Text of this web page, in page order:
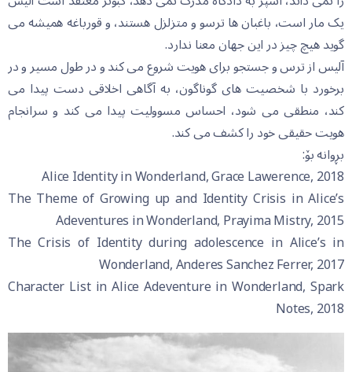
یک مار است، باغبان ها ترسو و متزلزل هستند، و قورباغە همیشە می
گوید هیچ چیز در این جهان معنا ندارد.
آلیس از ترس و جستجو برای هویت شروع می کند و در طول مسیر و در
برخورد با شخصیت های گوناگون، بە آگاهی اخلاقی دست پیدا می
کند، منطقی می شود، احساس مسوولیت پیدا می کند و سرانجام
هویت حقیقی خود را کشف می کند.
بڕوانە بۆ:
Alice Identity in Wonderland, Grace Lawerence, 2018
The Theme of Growing up and Identity Crisis in Alice’s
Adeventures in Wonderland, Prayima Mistry, 2015
The Crisis of Identity during adolescence in Alice’s in
Wonderland, Anderes Sanchez Ferrer, 2017
Character List in Alice Adeventure in Wonderland, Spark
Notes, 2018